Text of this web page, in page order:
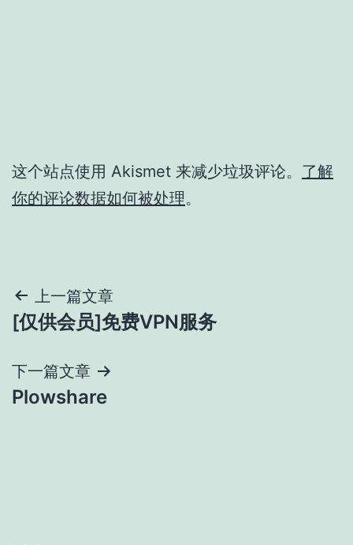
这个站点使用 Akismet 来减少垃圾评论。 了解
你的评论数据如何被处理。
文
章
导
航
上一篇文章
[仅供会员]免费VPN服务
下一篇文章
Plowshare